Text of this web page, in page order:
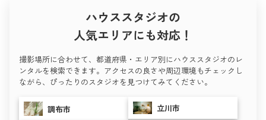
ハウススタジオの
人気エリアにも対応！
撮影場所に合わせて、都道府県・エリア別にハウススタジオのレ
ンタルを検索できます。アクセスの良さや周辺環境もチェックし
ながら、ぴったりのスタジオを見つけてみてください。
調布市 立川市